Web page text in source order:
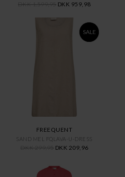
DKK 1.599,95 DKK 959,98
SALE
FREEQUENT
SAND MEL FQLAVA-U-DRESS
DKK 299,95 DKK 209,96